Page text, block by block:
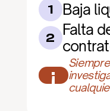
1 Baja
2 Falta
¡